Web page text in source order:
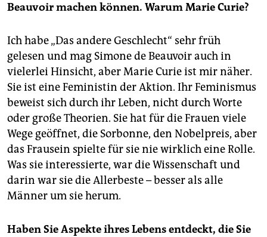
Beauvoir machen können. Warum Marie Curie?
Ich habe „Das andere Geschlecht“ sehr früh
gelesen und mag Simone de Beauvoir auch in
vielerlei Hinsicht, aber Marie Curie ist mir näher.
Sie ist eine Feministin der Aktion. Ihr Feminismus
beweist sich durch ihr Leben, nicht durch Worte
oder große Theorien. Sie hat für die Frauen viele
Wege geöffnet, die Sorbonne, den Nobelpreis, aber
das Frausein spielte für sie nie wirklich eine Rolle.
Was sie interessierte, war die Wissenschaft und
darin war sie die Allerbeste – besser als alle
Männer um sie herum.
Haben Sie Aspekte ihres Lebens entdeckt, die Sie